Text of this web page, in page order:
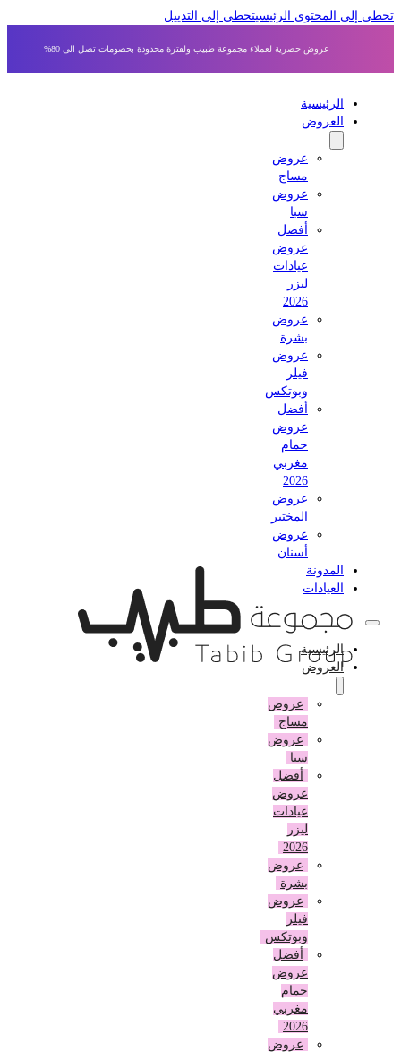
إلى المحتوى الرئيسي تخطي إلى التذييل
عروض حصرية لعملاء مجموعة طبيب ولفترة محدودة بخصومات تصل الى 80%
الرئيسية
العروض
عروض
مساج
عروض
أفضل
عروض
عيادات
عروض
بشرة
عروض
وبوتكس
أفضل
عروض
حمام
مغربي
عروض
المختبر
عروض
أسنان
المدونة
العيادات
الرئيسية
العروض
عروض
مساج
عروض
أفضل
عروض
عيادات
عروض
بشرة
عروض
وبوتكس
أفضل
عروض
حمام
مغربي
عروض